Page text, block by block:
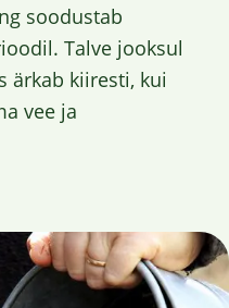
soodustab
Talve jooksul
ärkab kiiresti, kui
vee ja